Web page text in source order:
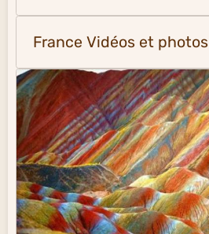
France Vidéos et photos